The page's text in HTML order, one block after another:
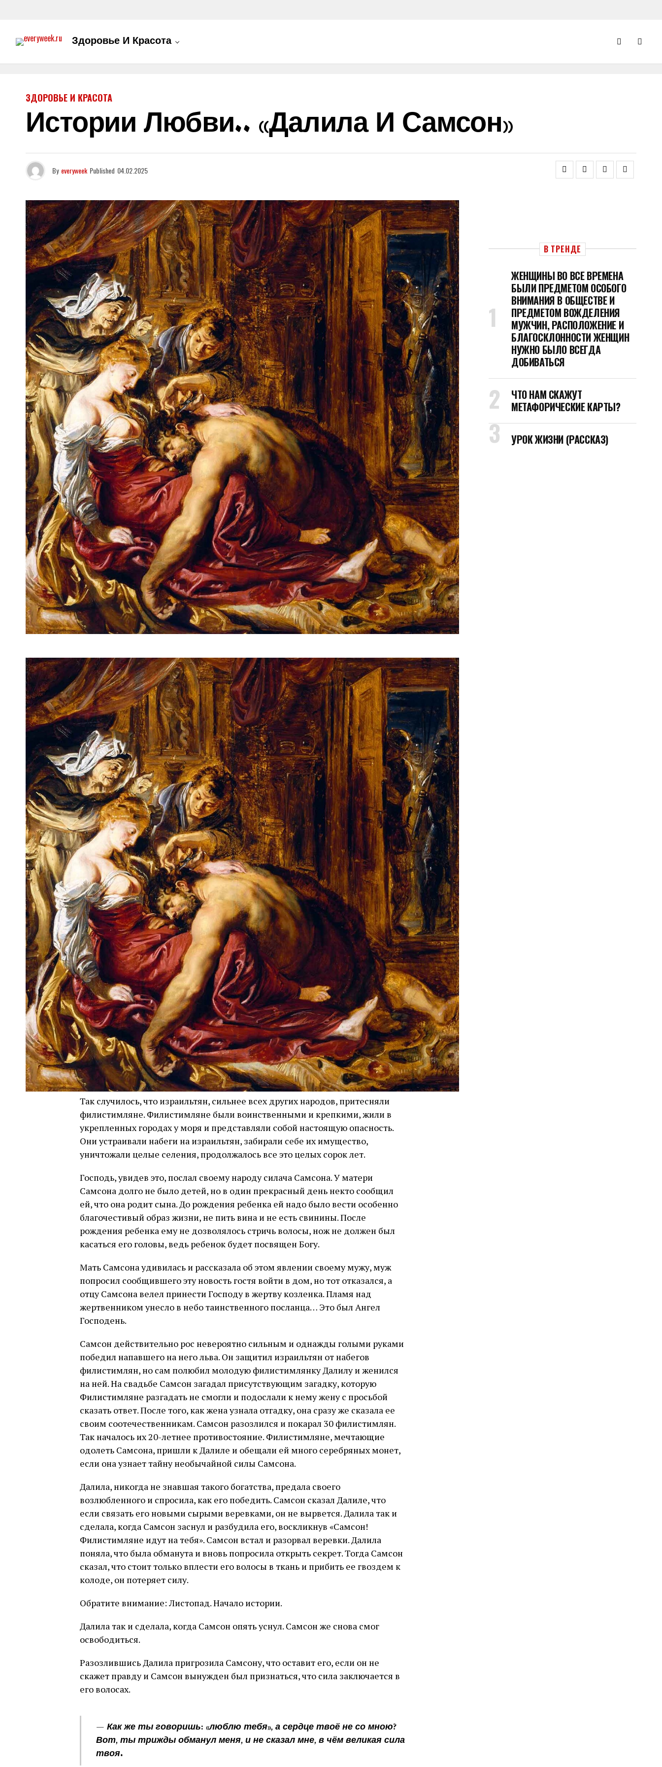
Здоровье И Красота
ЗДОРОВЬЕ И КРАСОТА
Истории Любви.. «Далила И Самсон»
By everyweek Published 04.02.2025
Так случилось, что израильтян, сильнее всех других народов, притесняли
филистимляне. Филистимляне были воинственными и крепкими, жили в
укрепленных городах у моря и представляли собой настоящую опасность.
Они устраивали набеги на израильтян, забирали себе их имущество,
уничтожали целые селения, продолжалось все это целых сорок лет.
Господь, увидев это, послал своему народу силача Самсона. У матери
Самсона долго не было детей, но в один прекрасный день некто сообщил
ей, что она родит сына. До рождения ребенка ей надо было вести особенно
благочестивый образ жизни, не пить вина и не есть свинины. После
рождения ребенка ему не дозволялось стричь волосы, нож не должен был
касаться его головы, ведь ребенок будет посвящен Богу.
Мать Самсона удивилась и рассказала об этом явлении своему мужу, муж
попросил сообщившего эту новость гостя войти в дом, но тот отказался, а
отцу Самсона велел принести Господу в жертву козленка. Пламя над
жертвенником унесло в небо таинственного посланца… Это был Ангел
Господень.
Самсон действительно рос невероятно сильным и однажды голыми руками
победил напавшего на него льва. Он защитил израильтян от набегов
филистимлян, но сам полюбил молодую филистимлянку Далилу и женился
на ней. На свадьбе Самсон загадал присутствующим загадку, которую
Филистимляне разгадать не смогли и подослали к нему жену с просьбой
сказать ответ. После того, как жена узнала отгадку, она сразу же сказала ее
своим соотечественникам. Самсон разозлился и покарал 30 филистимлян.
Так началось их 20-летнее противостояние. Филистимляне, мечтающие
одолеть Самсона, пришли к Далиле и обещали ей много серебряных монет,
если она узнает тайну необычайной силы Самсона.
Далила, никогда не знавшая такого богатства, предала своего
возлюбленного и спросила, как его победить. Самсон сказал Далиле, что
если связать его новыми сырыми веревками, он не вырвется. Далила так и
сделала, когда Самсон заснул и разбудила его, воскликнув «Самсон!
Филистимляне идут на тебя». Самсон встал и разорвал веревки. Далила
поняла, что была обманута и вновь попросила открыть секрет. Тогда Самсон
сказал, что стоит только вплести его волосы в ткань и прибить ее гвоздем к
колоде, он потеряет силу.
Обратите внимание: Листопад. Начало истории.
Далила так и сделала, когда Самсон опять уснул. Самсон же снова смог
освободиться.
Разозлившись Далила пригрозила Самсону, что оставит его, если он не
скажет правду и Самсон вынужден был признаться, что сила заключается в
его волосах.
— Как же ты говоришь: «люблю тебя», а сердце твоё не со мною?
Вот, ты трижды обманул меня, и не сказал мне, в чём великая сила
твоя.
В ТРЕНДЕ
ЖЕНЩИНЫ ВО ВСЕ ВРЕМЕНА
БЫЛИ ПРЕДМЕТОМ ОСОБОГО
ВНИМАНИЯ В ОБЩЕСТВЕ И
ПРЕДМЕТОМ ВОЖДЕЛЕНИЯ
МУЖЧИН, РАСПОЛОЖЕНИЕ И
БЛАГОСКЛОННОСТИ ЖЕНЩИН
НУЖНО БЫЛО ВСЕГДА
ДОБИВАТЬСЯ
ЧТО НАМ СКАЖУТ
МЕТАФОРИЧЕСКИЕ КАРТЫ?
УРОК ЖИЗНИ (РАССКАЗ)